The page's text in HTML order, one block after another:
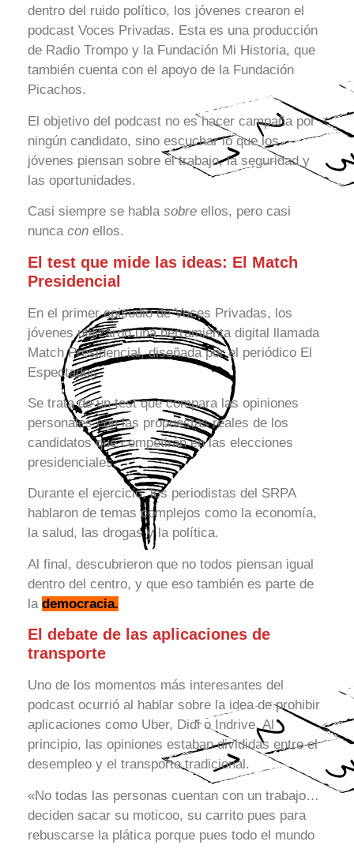
dentro del ruido político, los jóvenes crearon el
podcast Voces Privadas. Esta es una producción
de Radio Trompo y la Fundación Mi Historia, que
también cuenta con el apoyo de la Fundación
Picachos.
El objetivo del podcast no es hacer campaña por
ningún candidato, sino escuchar lo que los
jóvenes piensan sobre el trabajo, la seguridad y
las oportunidades.
Casi siempre se habla sobre ellos, pero casi
nunca con ellos.
El test que mide las ideas: El Match
Presidencial
En el primer episodio de Voces Privadas, los
jóvenes utilizaron una herramienta digital llamada
Match Presidencial, diseñada por el periódico El
Espectador.
Se trata de un test que compara las opiniones
personales con las propuestas reales de los
candidatos que competirán en las elecciones
presidenciales.
Durante el ejercicio, los periodistas del SRPA
hablaron de temas complejos como la economía,
la salud, las drogas y la política.
Al final, descubrieron que no todos piensan igual
dentro del centro, y que eso también es parte de
la democracia.
El debate de las aplicaciones de
transporte
Uno de los momentos más interesantes del
podcast ocurrió al hablar sobre la idea de prohibir
aplicaciones como Uber, Didi o Indrive. Al
principio, las opiniones estaban divididas entre el
desempleo y el transporte tradicional.
«No todas las personas cuentan con un trabajo…
deciden sacar su moticoo, su carrito pues para
rebuscarse la plática porque pues todo el mundo